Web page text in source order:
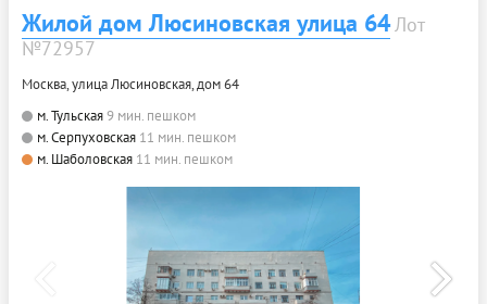
Жилой дом Люсиновская улица 64Лот
№72957
Москва, улица Люсиновская, дом 64
м. Тульская9 мин. пешком
м. Серпуховская 11 мин. пешком
м. Шаболовская 11 мин. пешком